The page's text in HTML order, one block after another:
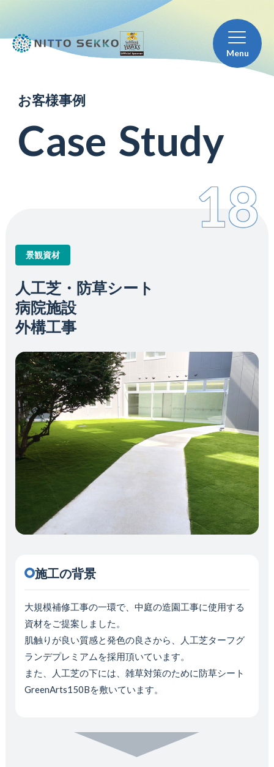
Menu
お客様事例
Case Study
18
景観資材
人工芝・防草シート
病院施設
外構工事
施工の背景
大規模補修工事の一環で、中庭の造園工事に使用する
資材をご提案しました。
肌触りが良い質感と発色の良さから、人工芝ターフグ
ランデプレミアムを採用頂いています。
また、人工芝の下には、雑草対策のために防草シート
GreenArts150Bを敷いています。